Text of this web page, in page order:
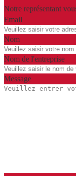
Notre représentant
Email
Nom
Nom de l'entreprise
Message